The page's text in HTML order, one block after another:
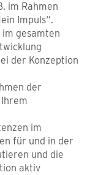
im Rahmen
Impuls“.
gesamten
der Konzeption
der
im
für und in der
und die
aktiv